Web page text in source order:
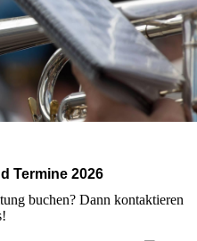
Termine 2026
buchen? Dann kontaktieren